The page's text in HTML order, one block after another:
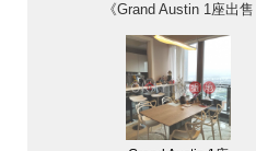
《Grand Austin 1座出售